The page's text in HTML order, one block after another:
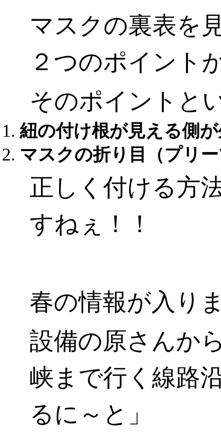
マスクの裏表を
２つのポイント
そのポイントと
紐の付け根が見える側
マスクの折り目（プリ
正しく付ける方
すねぇ！！
春の情報が入り
設備の原さんか
峡まで行く線路
るに～と」